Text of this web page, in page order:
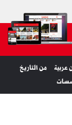
عربية
من التاريخ